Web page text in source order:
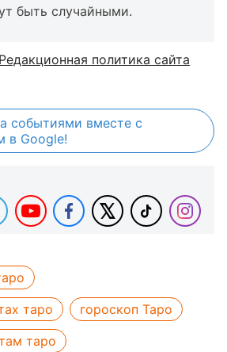
быть случайными.
Редакционная политика сайта
событиями вместе с
в Google!
таро
гороскоп Таро
таро